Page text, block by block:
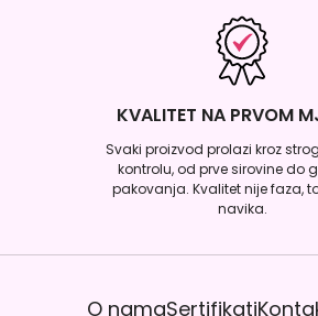
KVALITET NA PRVOM
Svaki proizvod prolazi kroz
kontrolu, od prve sirovine do
pakovanja. Kvalitet nije faza,
navika.
O namaSertifikati